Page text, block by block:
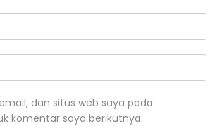
dan situs web saya pada
komentar saya berikutnya.